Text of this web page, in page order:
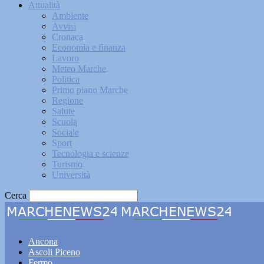
Attualità
Ambiente
Avvisi
Cronaca
Economia e finanza
Lavoro
Meteo Marche
Politica
Primo piano Marche
Regione
Salute
Scuola
Sociale
Sport
Tecnologia e scienze
Turismo
Università
Cerca
Ancona
Ascoli Piceno